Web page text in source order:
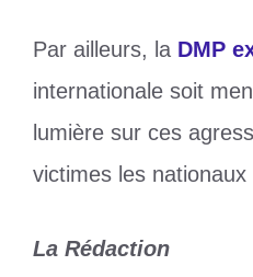
Par ailleurs, la DMP
internationale soit
lumière sur ces
victimes les
La Rédaction